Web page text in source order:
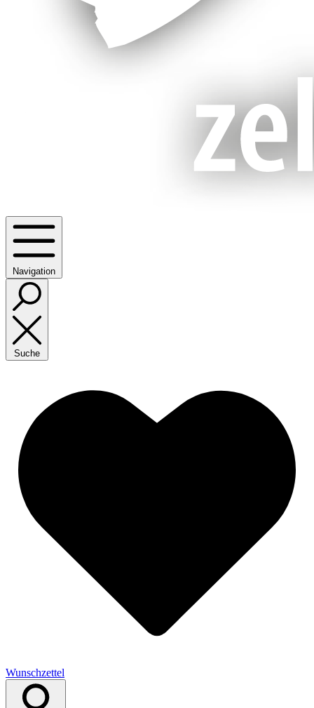
Navigation
Suche
Wunschzettel